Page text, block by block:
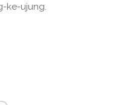
ke-ujung.